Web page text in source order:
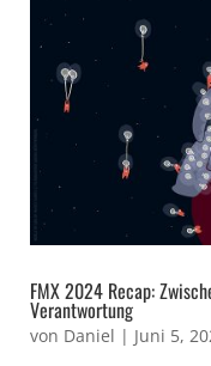
FMX 2024 Recap:
Verantwortung
von Daniel | Juni 5,